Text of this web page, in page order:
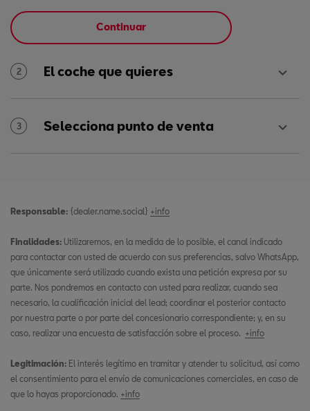
Continuar
2 El coche que quieres
3 Selecciona punto de venta
Responsable: {dealer.name.social} +info
Finalidades: Utilizaremos, en la medida de lo posible, el canal indicado
para contactar con usted de acuerdo con sus preferencias, salvo WhatsApp,
que únicamente será utilizado cuando exista una petición expresa por su
parte. Nos pondremos en contacto con usted para realizar, cuando sea
necesario, la cualificación inicial del lead; coordinar el posterior contacto
por nuestra parte o por parte del concesionario correspondiente; y, en su
caso, realizar una encuesta de satisfacción sobre el proceso. +info
Legitimación: El interés legítimo en tramitar y atender tu solicitud, así como
el consentimiento para el envío de comunicaciones comerciales, en caso de
que lo hayas proporcionado. +info